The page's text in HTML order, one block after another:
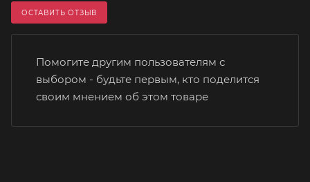
ОСТАВИТЬ ОТЗЫВ
Помогите другим пользователям с
выбором - будьте первым, кто поделится
своим мнением об этом товаре